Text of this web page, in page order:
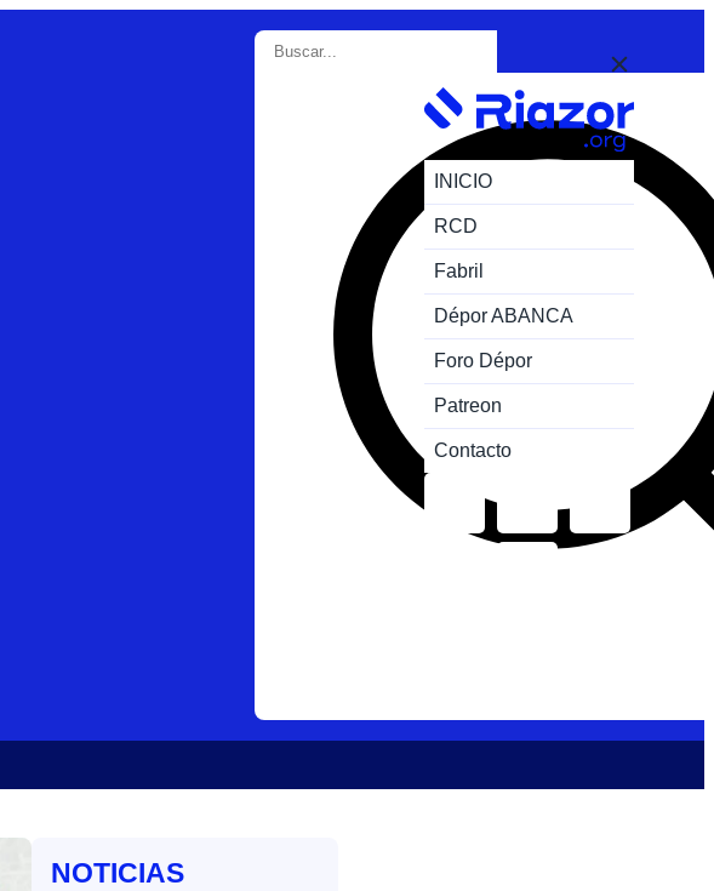
INICIO
RCD
Fabril
Dépor ABANCA
Foro Dépor
Patreon
Contacto
NOTICIAS